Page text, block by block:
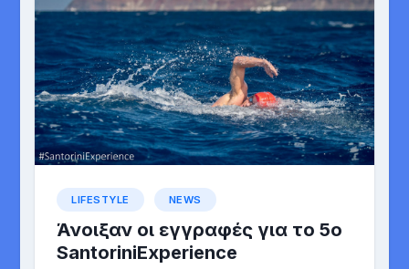
LIFESTYLE NEWS
Άνοιξαν οι εγγραφές για το 5ο
SantoriniExperience